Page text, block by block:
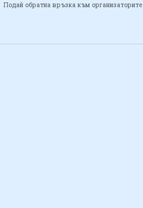
Подай обратна връзка към организаторите